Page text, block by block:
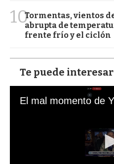
10Tormentas, vientos
abrupta de
frente frío y el ciclón
Te puede interesar